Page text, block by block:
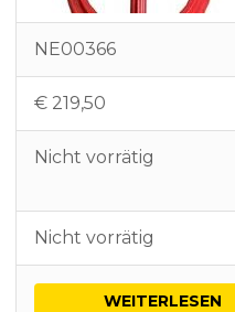
NE00366
€ 219,50
Nicht vorrätig
Nicht vorrätig
WEITERLESEN